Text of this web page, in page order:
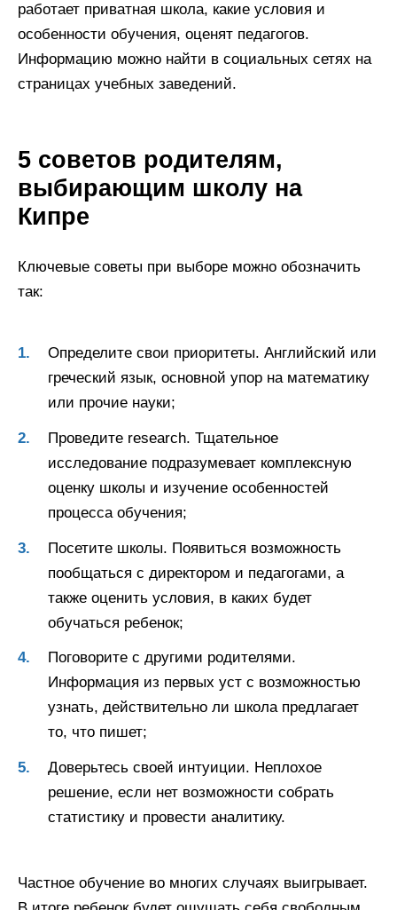
работает приватная школа, какие условия и
особенности обучения, оценят педагогов.
Информацию можно найти в социальных сетях на
страницах учебных заведений.
5 советов родителям,
выбирающим школу на
Кипре
Ключевые советы при выборе можно обозначить
так:
Определите свои приоритеты. Английский или
греческий язык, основной упор на математику
или прочие науки;
Проведите research. Тщательное
исследование подразумевает комплексную
оценку школы и изучение особенностей
процесса обучения;
Посетите школы. Появиться возможность
пообщаться с директором и педагогами, а
также оценить условия, в каких будет
обучаться ребенок;
Поговорите с другими родителями.
Информация из первых уст с возможностью
узнать, действительно ли школа предлагает
то, что пишет;
Доверьтесь своей интуиции. Неплохое
решение, если нет возможности собрать
статистику и провести аналитику.
Частное обучение во многих случаях выигрывает.